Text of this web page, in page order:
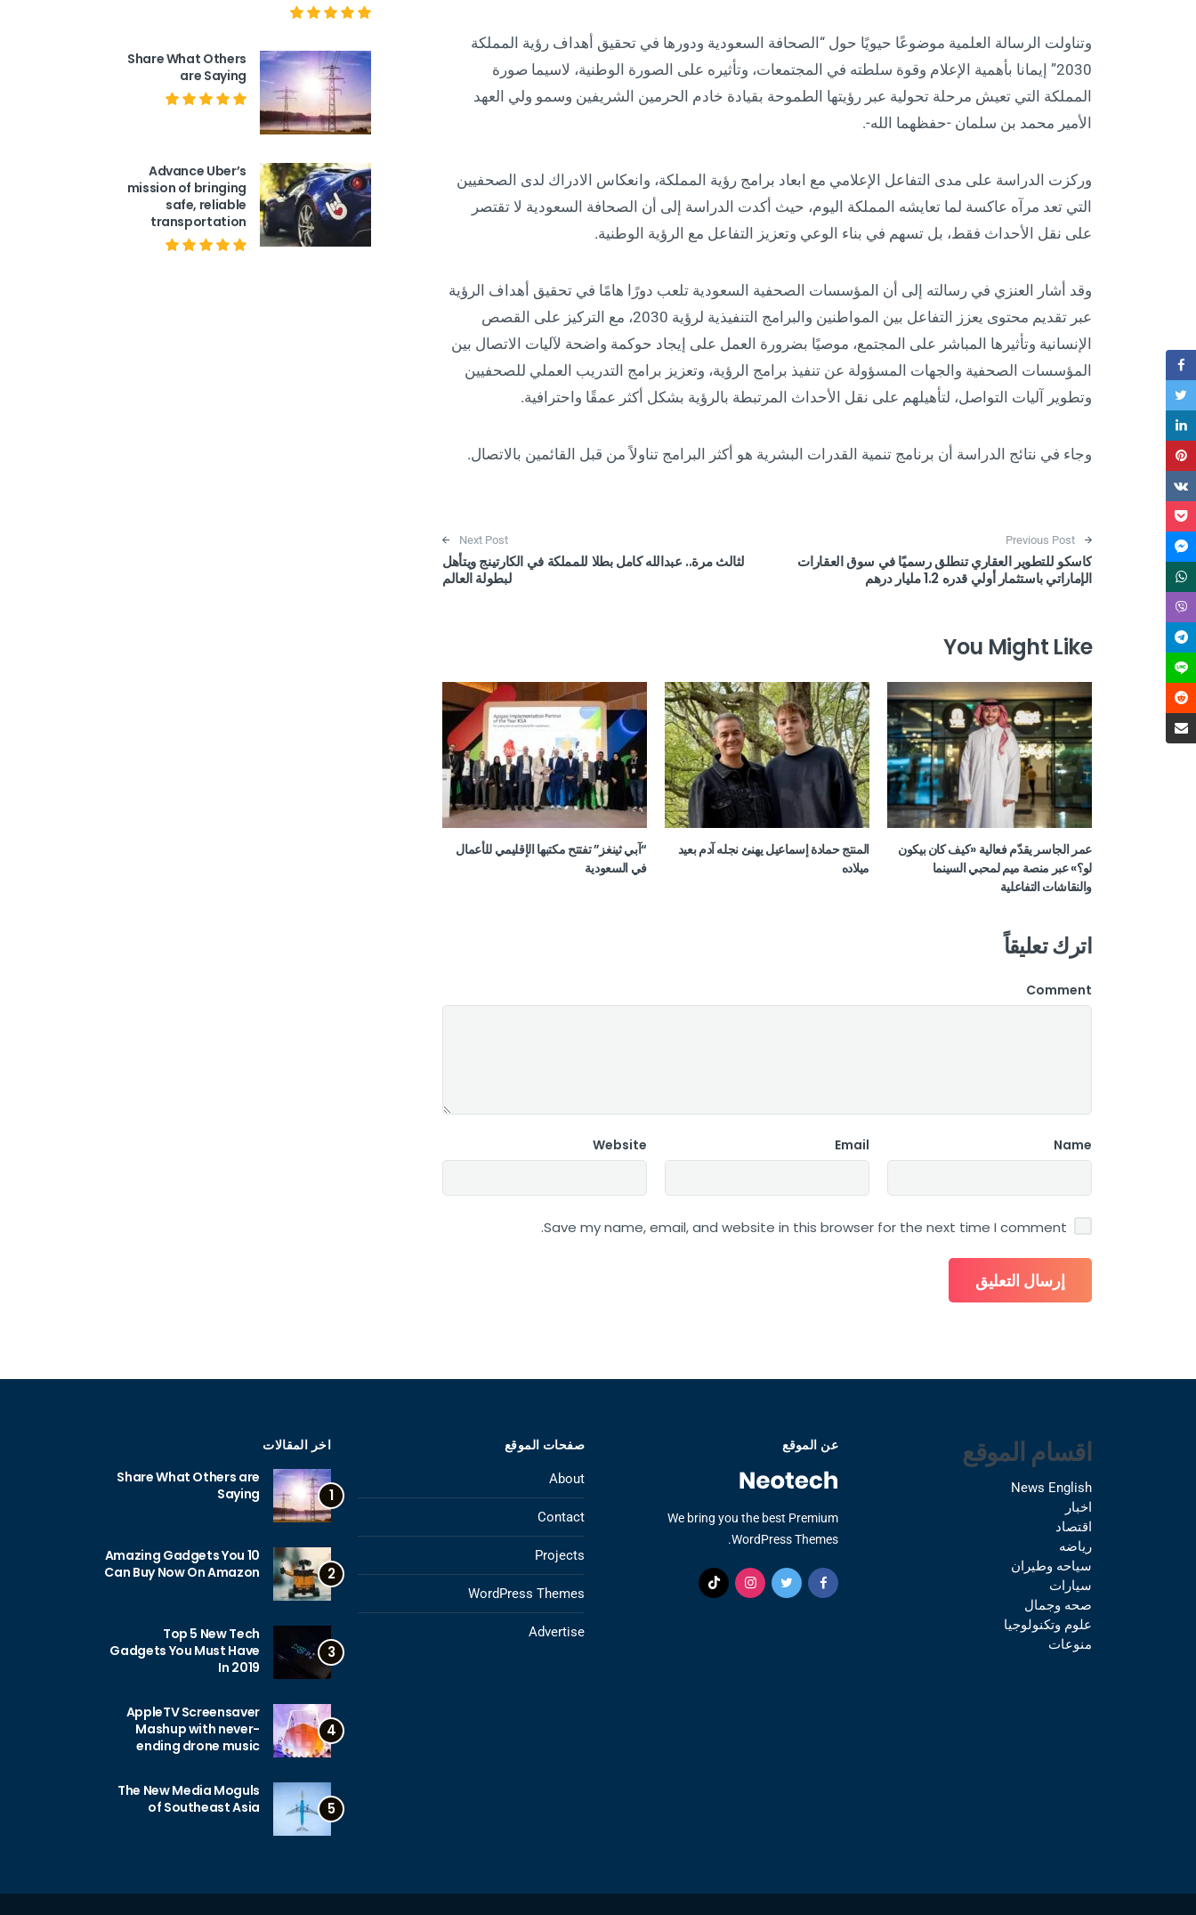
وتناولت الرسالة العلمية موضوعًا حيويًا حول “الصحافة السعودية ودورها في تحقيق أهداف رؤية المملكة
2030” إيمانا بأهمية الإعلام وقوة سلطته في المجتمعات، وتأثيره على الصورة الوطنية، لاسيما صورة
المملكة التي تعيش مرحلة تحولية عبر رؤيتها الطموحة بقيادة خادم الحرمين الشريفين وسمو ولي العهد
الأمير محمد بن سلمان -حفظهما الله-.
وركزت الدراسة على مدى التفاعل الإعلامي مع ابعاد برامج رؤية المملكة، وانعكاس الادراك لدى الصحفيين
التي تعد مرآه عاكسة لما تعايشه المملكة اليوم، حيث أكدت الدراسة إلى أن الصحافة السعودية لا تقتصر
على نقل الأحداث فقط، بل تسهم في بناء الوعي وتعزيز التفاعل مع الرؤية الوطنية.
وقد أشار العنزي في رسالته إلى أن المؤسسات الصحفية السعودية تلعب دورًا هامًا في تحقيق أهداف الرؤية
عبر تقديم محتوى يعزز التفاعل بين المواطنين والبرامج التنفيذية لرؤية 2030، مع التركيز على القصص
الإنسانية وتأثيرها المباشر على المجتمع، موصيًا بضرورة العمل على إيجاد حوكمة واضحة لآليات الاتصال بين
المؤسسات الصحفية والجهات المسؤولة عن تنفيذ برامج الرؤية، وتعزيز برامج التدريب العملي للصحفيين
وتطوير آليات التواصل، لتأهيلهم على نقل الأحداث المرتبطة بالرؤية بشكل أكثر عمقًا واحترافية.
وجاء في نتائج الدراسة أن برنامج تنمية القدرات البشرية هو أكثر البرامج تناولاً من قبل القائمين بالاتصال.
Post navigation
Previous Post
كاسكو للتطوير العقاري تنطلق رسميًا في سوق العقارات
الإماراتي باستثمار أولي قدره 1.2 مليار درهم
Next Post
لثالث مرة.. عبدالله كامل بطلا للمملكة في الكارتينج ويتأهل
لبطولة العالم
You Might Like
عمر الجاسر يقدّم فعالية «كيف كان بيكون
لو؟» عبر منصة ميم لمحبي السينما
والنقاشات التفاعلية
المنتج حمادة إسماعيل يهنئ نجله آدم بعيد
ميلاده
“آبي ثينغز” تفتتح مكتبها الإقليمي للأعمال
في السعودية
اترك تعليقاً
Comment
Name
Email
Website
Save my name, email, and website in this browser for the next time I comment.
Share What Others
are Saying
Advance Uber’s
mission of bringing
safe, reliable
transportation
اقسام الموقع
News English
اخبار
اقتصاد
رياضه
سياحه وطيران
سيارات
صحه وجمال
علوم وتكنولوجيا
منوعات
عن الموقع
We bring you the best Premium
WordPress Themes.
صفحات الموقع
About
Contact
Projects
WordPress Themes
Advertise
اخر المقالات
1
Share What Others are
Saying
2
10 Amazing Gadgets You
Can Buy Now On Amazon
3
Top 5 New Tech
Gadgets You Must Have
In 2019
4
AppleTV Screensaver
Mashup with never-
ending drone music
5
The New Media Moguls
of Southeast Asia